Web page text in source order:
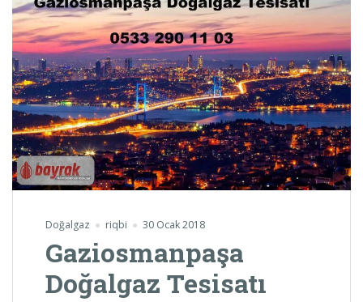
Doğalgaz riqbi 30 Ocak 2018
Gaziosmanpaşa
Doğalgaz Tesisatı